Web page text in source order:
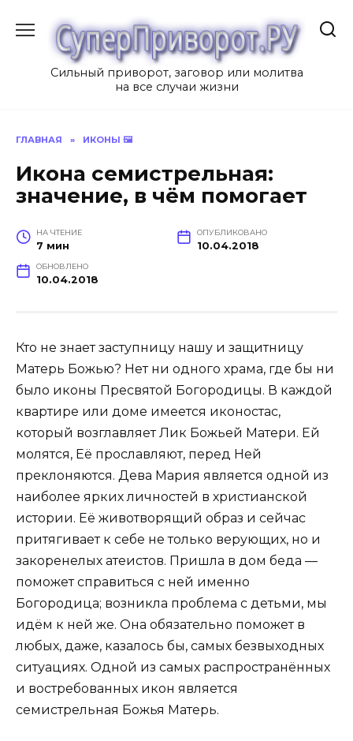
содержанию
Сильный приворот, заговор или молитва
на все случаи жизни
ГЛАВНАЯ » ИКОНЫ 🖼
Икона семистрельная:
значение, в чём помогает
НА ЧТЕНИЕ
7 мин
ОПУБЛИКОВАНО
10.04.2018
ОБНОВЛЕНО
10.04.2018
Кто не знает заступницу нашу и защитницу
Матерь Божью? Нет ни одного храма, где бы ни
было иконы Пресвятой Богородицы. В каждой
квартире или доме имеется иконостас,
который возглавляет Лик Божьей Матери. Ей
молятся, Её прославляют, перед Ней
преклоняются. Дева Мария является одной из
наиболее ярких личностей в христианской
истории. Её животворящий образ и сейчас
притягивает к себе не только верующих, но и
закоренелых атеистов. Пришла в дом беда —
поможет справиться с ней именно
Богородица; возникла проблема с детьми, мы
идём к ней же. Она обязательно поможет в
любых, даже, казалось бы, самых безвыходных
ситуациях. Одной из самых распространённых
и востребованных икон является
семистрельная Божья Матерь.